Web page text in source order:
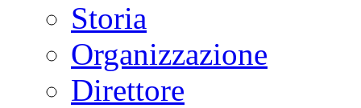
Storia
Organizzazione
Direttore